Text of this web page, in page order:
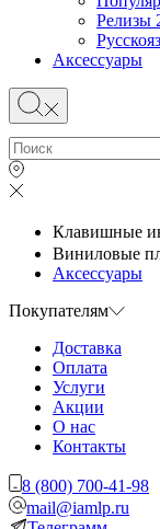
Релизы
Аксессуары
Клавишные
Виниловые
Аксессуары
Покупателям
Доставка
Оплата
Услуги
Акции
О нас
Контакты
8 (800) 700-41-98
mail@iamlp.ru